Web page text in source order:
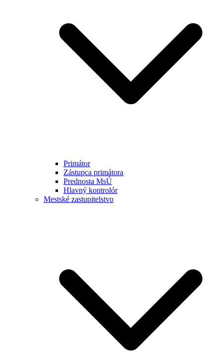
Primátor
Zástupca primátora
Prednosta MsÚ
Hlavný kontrolór
Mestské zastupitelstvo